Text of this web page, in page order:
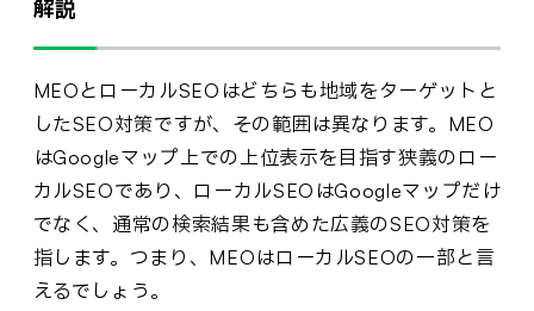
解説
MEOとローカルSEOはどちらも地域をターゲットと
したSEO対策ですが、その範囲は異なります。MEO
はGoogleマップ上での上位表示を目指す狭義のロー
カルSEOであり、ローカルSEOはGoogleマップだけ
でなく、通常の検索結果も含めた広義のSEO対策を
指します。つまり、MEOはローカルSEOの一部と言
えるでしょう。